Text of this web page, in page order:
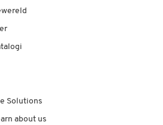
Solutions
about us